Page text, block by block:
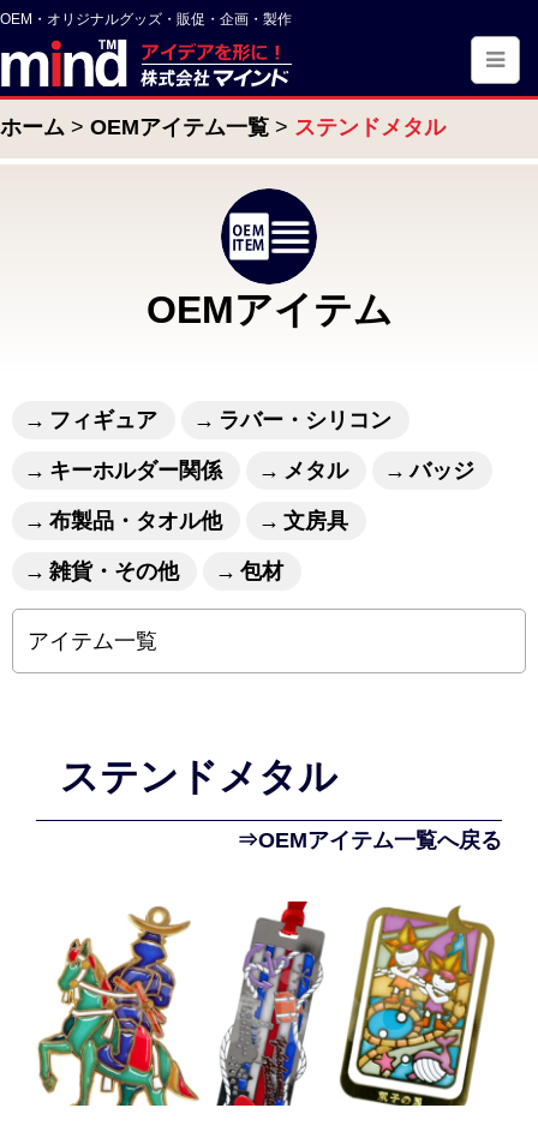
OEM・オリジナルグッズ・販促・企画・製作
ホーム OEMアイテム一覧 ステンドメタル
OEMアイテム
フィギュア ラバー・シリコン
キーホルダー関係 メタル バッジ
布製品・タオル他 文房具
雑貨・その他 包材
アイテム一覧
ステンドメタル
⇒OEMアイテム一覧へ戻る